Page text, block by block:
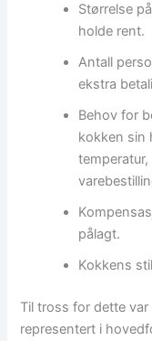
Størrelse
holde rent.
Antall
ekstra
Behov for
kokken sin
pålagt.
Kokkens
Til tross for dette
representert i